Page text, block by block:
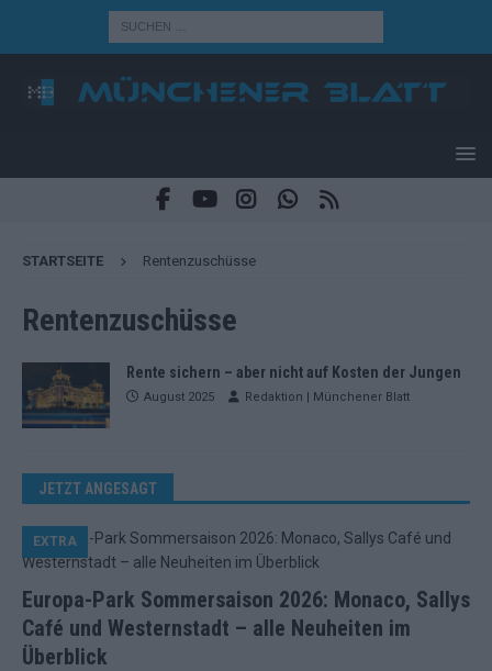
STARTSEITE Rentenzuschüsse
Rentenzuschüsse
Rente sichern – aber nicht auf Kosten der Jungen
August 2025 Redaktion | Münchener Blatt
JETZT ANGESAGT
Europa-Park Sommersaison 2026: Monaco, Sallys
Café und Westernstadt – alle Neuheiten im
Überblick
EXTRA